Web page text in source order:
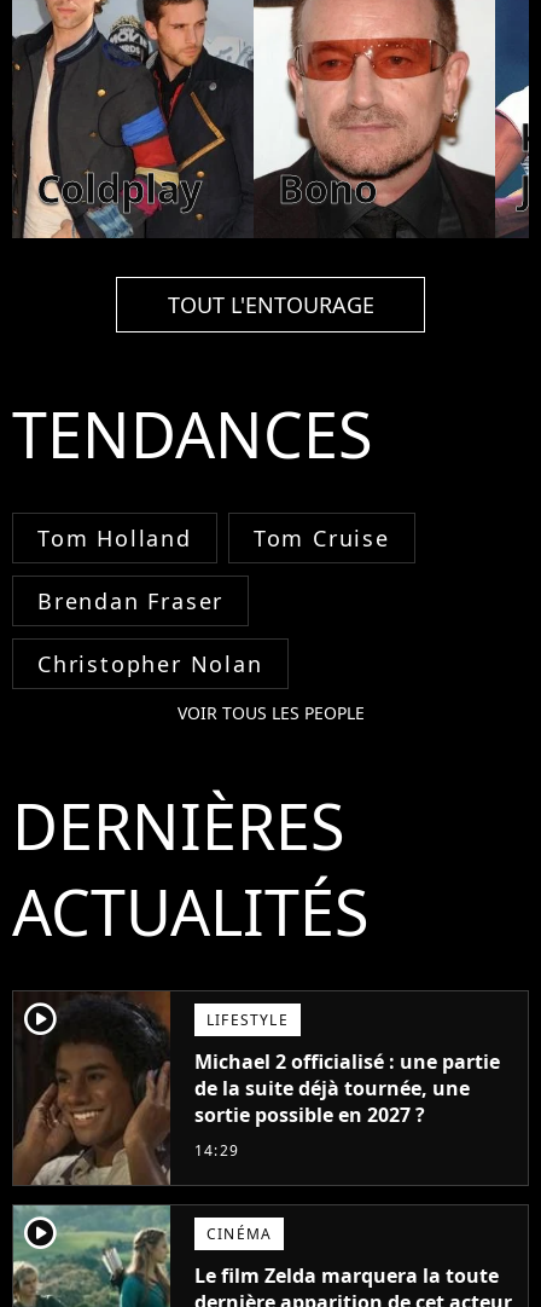
Coldplay Bono
TOUT L'ENTOURAGE
TENDANCES
Tom Holland Tom Cruise
Brendan Fraser
Christopher Nolan
VOIR TOUS LES PEOPLE
DERNIÈRES
ACTUALITÉS
player2 LIFESTYLE
Michael 2 officialisé : une partie
de la suite déjà tournée, une
sortie possible en 2027 ?
14:29
player2 CINÉMA
Le film Zelda marquera la toute